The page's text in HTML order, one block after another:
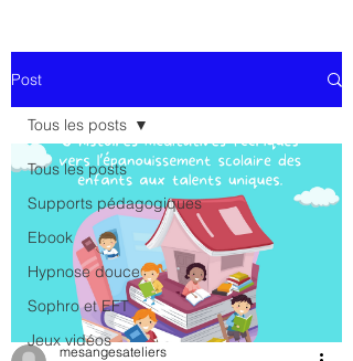
Post
Tous les posts
Supports pédagogiques
Ebook
Hypnose douce
Sophro et EFT
Jeux vidéos
Tous les posts
mesangesateliers